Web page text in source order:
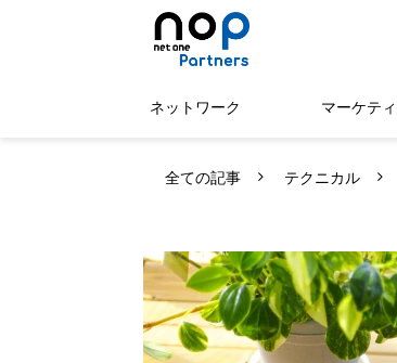
ネットワーク マーケテ
全ての記事 テクニカル